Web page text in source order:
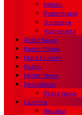
Medan
Palembang
Surabaya
Yogyakarta
Polda News
Kabar Polres
Mata Hukum
Politik
Militer News
Pendidikan
Polda News
Lainnya
Redaksi